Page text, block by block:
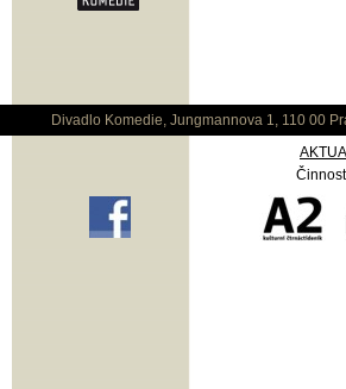
Divadlo Komedie, Jungmannova 1, 110 00